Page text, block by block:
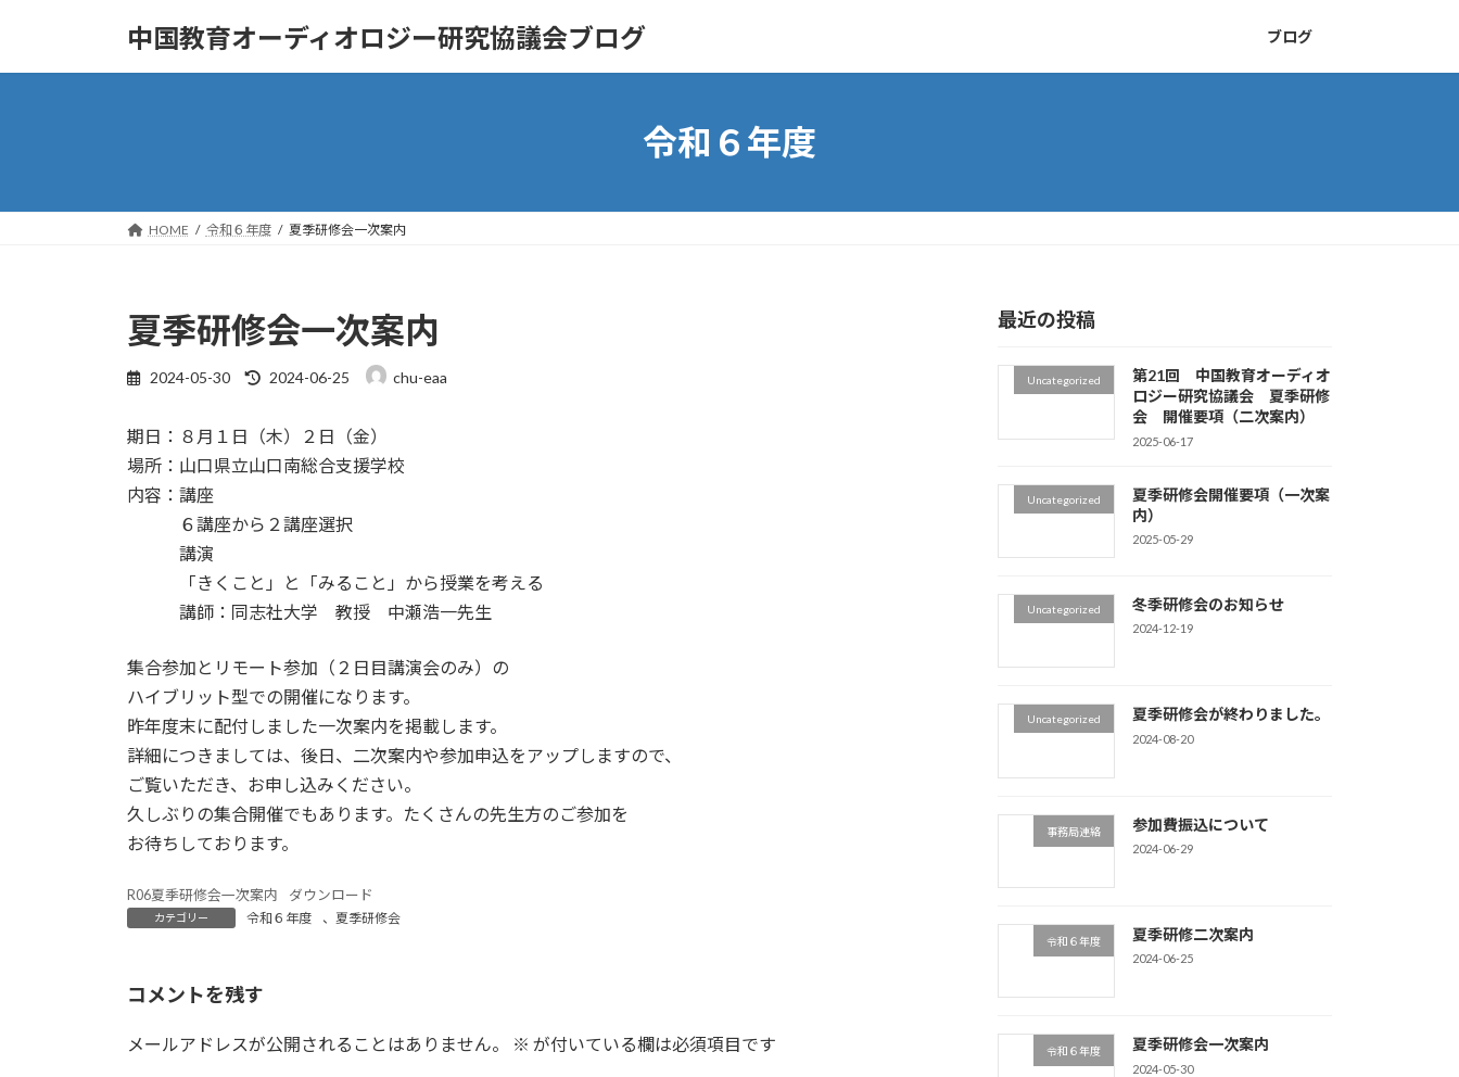
中国教育オーディオロジー研究協議会ブログ ブログ
令和６年度
HOME 令和６年度 夏季研修会一次案内
夏季研修会一次案内
2024-05-30
最
新
日
2024-06-25 chu-eaa
期日：８月１日（木）２日（金）
場所：山口県立山口南総合支援学校
内容：講座
６講座から２講座選択
講演
「きくこと」と「みること」から授業を考える
講師：同志社大学 教授 中瀬浩一先生
集合参加とリモート参加（２日目講演会のみ）の
ハイブリット型での開催になります。
昨年度末に配付しました一次案内を掲載します。
詳細につきましては、後日、二次案内や参加申込をアップしますので、
ご覧いただき、お申し込みください。
久しぶりの集合開催でもあります。たくさんの先生方のご参加を
お待ちしております。
R06夏季研修会一次案内 ダウンロード
カテゴリー 令和６年度 、 夏季研修会
コメントを残す
メールアドレスが公開されることはありません。 ※ が付いている欄は必須項目です
最近の投稿
Uncategorized
第21回 中国教育オーディオ
ロジー研究協議会 夏季研修
会 開催要項（二次案内）
2025-06-17
Uncategorized
夏季研修会開催要項（一次案
内）
2025-05-29
Uncategorized 冬季研修会のお知らせ
2024-12-19
Uncategorized 夏季研修会が終わりました。
2024-08-20
事務局連絡 参加費振込について
2024-06-29
令和６年度 夏季研修二次案内
2024-06-25
令和６年度 夏季研修会一次案内
2024-05-30